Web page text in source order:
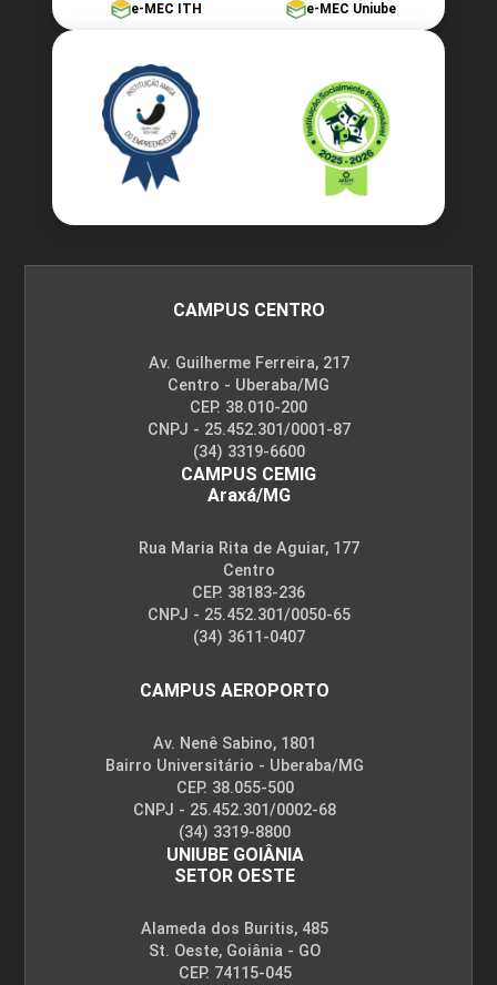
Objetivo e Resultados em
Comunicação
10h
Marketing de Influência
e-MEC ITH e-MEC Uniube
CAMPUS CENTRO
Av. Guilherme Ferreira, 217
Centro - Uberaba/MG
CEP. 38.010-200
CNPJ - 25.452.301/0001-87
(34) 3319-6600
CAMPUS CEMIG
Araxá/MG
Rua Maria Rita de Aguiar, 177
Centro
CEP. 38183-236
CNPJ - 25.452.301/0050-65
(34) 3611-0407
CAMPUS AEROPORTO
Av. Nenê Sabino, 1801
Bairro Universitário - Uberaba/MG
CEP. 38.055-500
CNPJ - 25.452.301/0002-68
(34) 3319-8800
UNIUBE GOIÂNIA
SETOR OESTE
Alameda dos Buritis, 485
St. Oeste, Goiânia - GO
CEP. 74115-045